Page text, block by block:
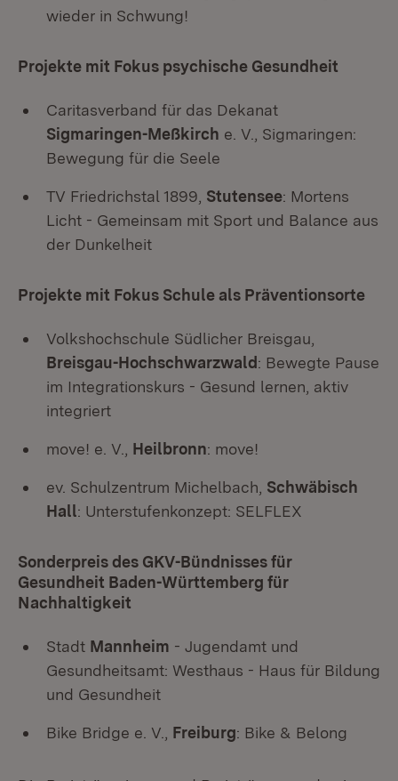
wieder in Schwung!
Projekte mit Fokus psychische Gesundheit
Caritasverband für das Dekanat
Sigmaringen-Meßkirch e. V., Sigmaringen:
Bewegung für die Seele
TV Friedrichstal 1899, Stutensee: Mortens
Licht - Gemeinsam mit Sport und Balance aus
der Dunkelheit
Projekte mit Fokus Schule als Präventionsorte
Volkshochschule Südlicher Breisgau,
Breisgau-Hochschwarzwald: Bewegte Pause
im Integrationskurs - Gesund lernen, aktiv
integriert
move! e. V., Heilbronn: move!
ev. Schulzentrum Michelbach, Schwäbisch
Hall: Unterstufenkonzept: SELFLEX
Sonderpreis des GKV-Bündnisses für
Gesundheit Baden-Württemberg für
Nachhaltigkeit
Stadt Mannheim - Jugendamt und
Gesundheitsamt: Westhaus - Haus für Bildung
und Gesundheit
Bike Bridge e. V., Freiburg: Bike & Belong